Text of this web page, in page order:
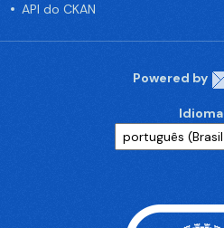
API do CKAN
Powered by
Idioma